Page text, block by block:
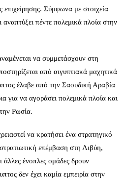
επιχείρησης. Σύμφωνα με στοιχεία
πέντε πολεμικά πλοία στην
να συμμετάσχουν στη
από αιγυπτιακά μαχητικά
έλαβε από την Σαουδική Αραβία
για να αγοράσει πολεμικά πλοία και
Ρωσία.
να κρατήσει ένα στρατηγικό
επέμβαση στη Λιβύη,
ένοπλες ομάδες δρουν
δεν έχει καμία εμπειρία στην